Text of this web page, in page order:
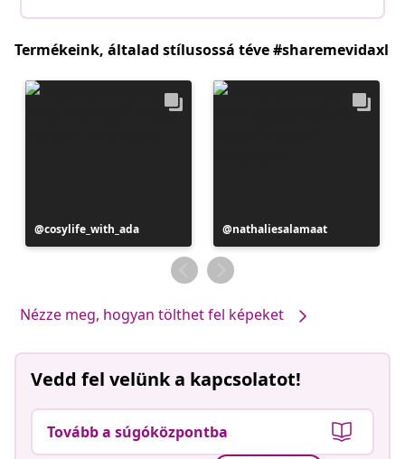
Termékeink, általad stílusossá téve #sharemevidaxl
Bejegyzés
közzétevője
cosylife_with_ada
Bejegyzés
közzétevője
nathaliesalamaat
Nézze meg, hogyan tölthet fel képeket
Vedd fel velünk a kapcsolatot!
Tovább a súgóközpontba